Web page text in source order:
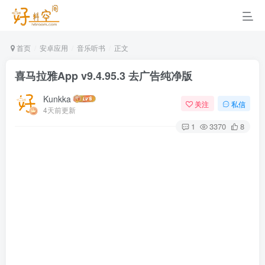
首页 安卓应用 音乐听书 正文
喜马拉雅App v9.4.95.3 去广告纯净版
Kunkka
4天前更新
关注 私信
1 3370 8